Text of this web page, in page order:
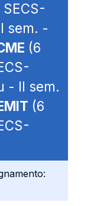
sem. -
(6
- II sem.
(6